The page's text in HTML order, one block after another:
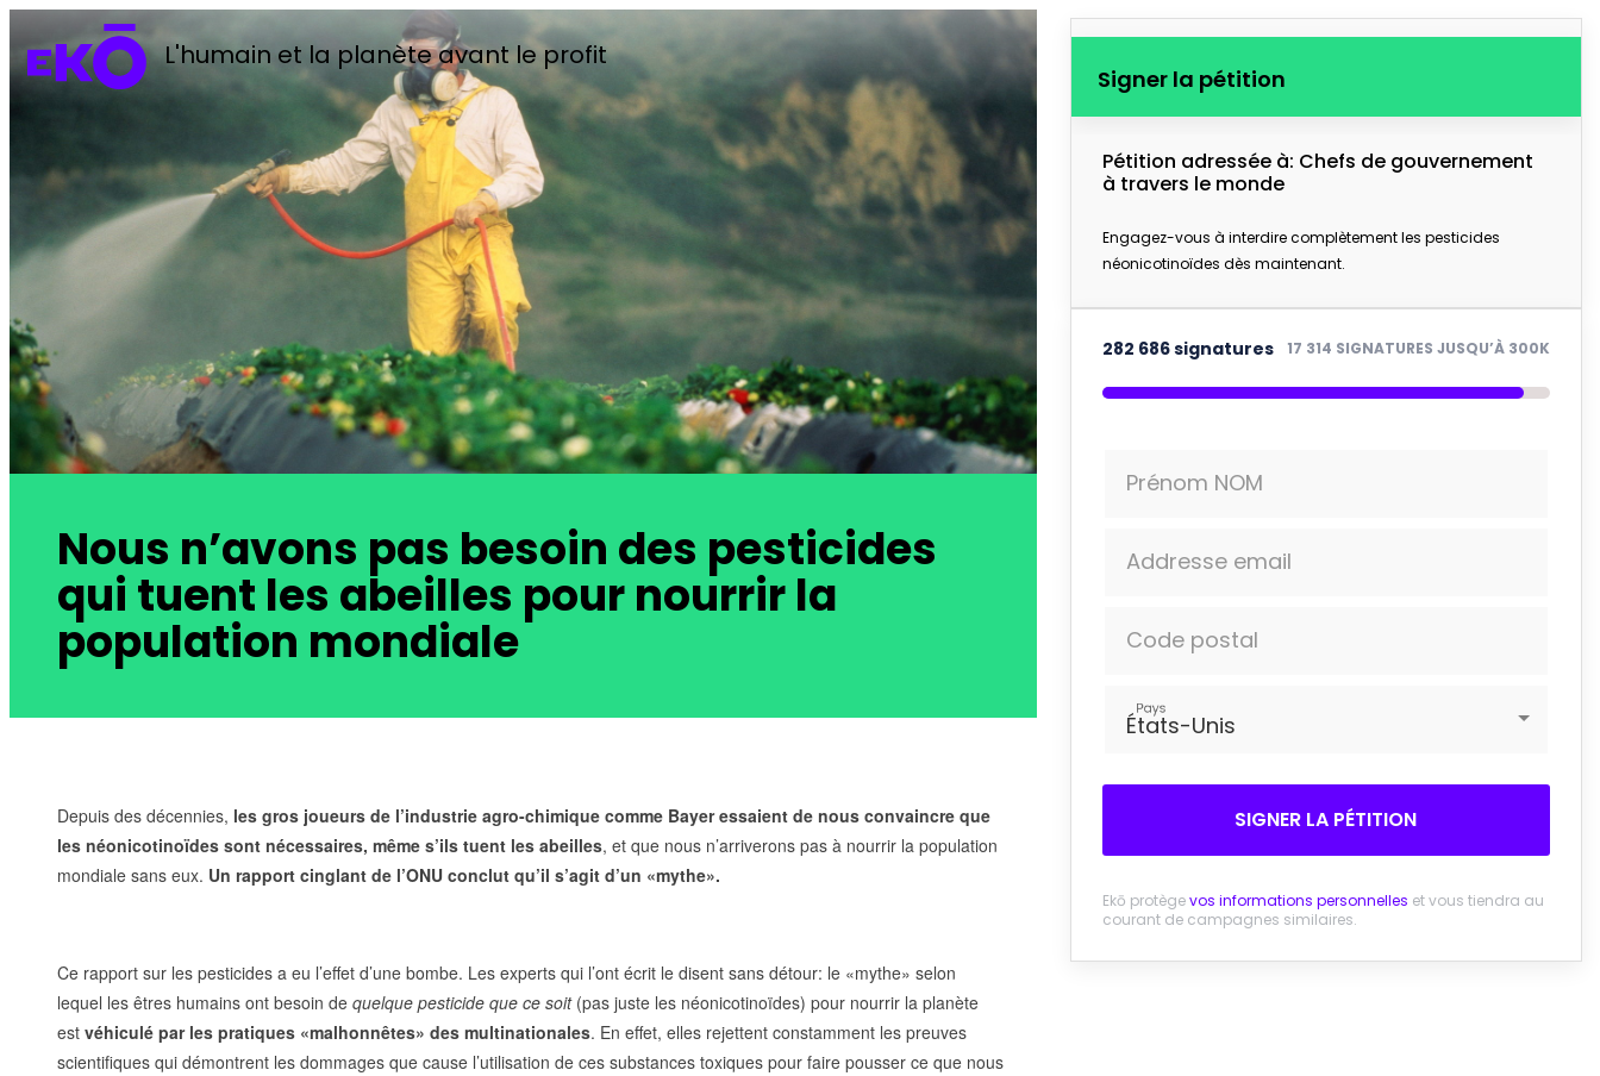
L'humain et la planète avant le profit
Nous n’avons pas besoin des pesticides
qui tuent les abeilles pour nourrir la
population mondiale
Depuis des décennies, les gros joueurs de l’industrie agro-chimique comme Bayer essaient de nous convaincre que
les néonicotinoïdes sont nécessaires, même s’ils tuent les abeilles, et que nous n’arriverons pas à nourrir la population
mondiale sans eux. Un rapport cinglant de l’ONU conclut qu’il s’agit d’un «mythe».
Ce rapport sur les pesticides a eu l’effet d’une bombe. Les experts qui l’ont écrit le disent sans détour: le «mythe» selon
lequel les êtres humains ont besoin de quelque pesticide que ce soit(pas juste les néonicotinoïdes) pour nourrir la planète
est véhiculé par les pratiques «malhonnêtes» des multinationales. En effet, elles rejettent constamment les preuves
scientifiques qui démontrent les dommages que cause l’utilisation de ces substances toxiques pour faire pousser ce que nous
Signer la pétition
Pétition adressée à: Chefs de gouvernement
à travers le monde
Engagez-vous à interdire complètement les pesticides
néonicotinoïdes dès maintenant.
282 686 signatures 17 314 SIGNATURES JUSQU’À 300K
Prénom NOM
Addresse email
Code postal
Pays
États-Unis
SIGNER LA PÉTITION
Ekō protègevos informations personnelles et vous tiendra au
courant de campagnes similaires.